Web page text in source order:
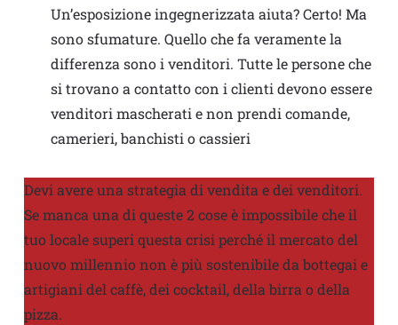
Un’esposizione ingegnerizzata aiuta? Certo! Ma
sono sfumature. Quello che fa veramente la
differenza sono i venditori. Tutte le persone che
si trovano a contatto con i clienti devono essere
venditori mascherati e non prendi comande,
camerieri, banchisti o cassieri
Devi avere una strategia di vendita e dei venditori.
Se manca una di queste 2 cose è impossibile che il
tuo locale superi questa crisi perché il mercato del
nuovo millennio non è più sostenibile da bottegai e
artigiani del caffè, dei cocktail, della birra o della
pizza.